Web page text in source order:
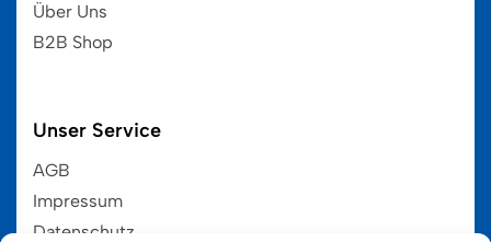
Über Uns
B2B Shop
Unser Service
AGB
Impressum
Datenschutz